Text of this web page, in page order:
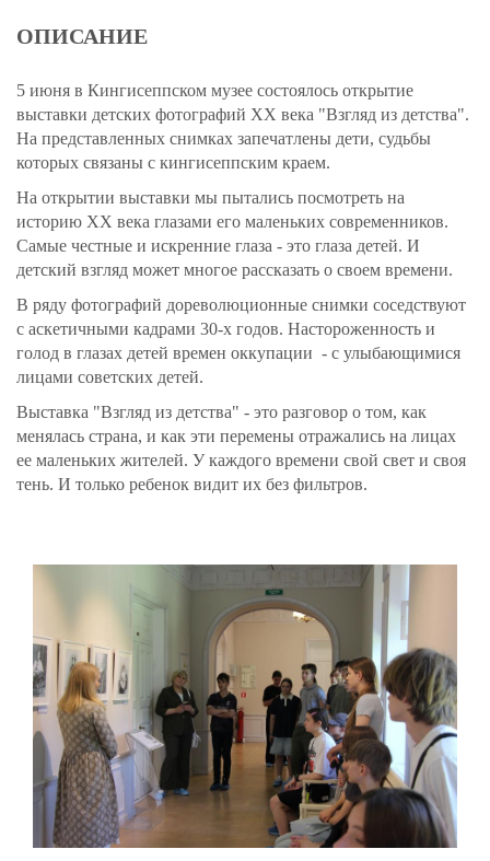
ОПИСАНИЕ
5 июня в Кингисеппском музее состоялось открытие
выставки детских фотографий ХХ века "Взгляд из детства".
На представленных снимках запечатлены дети, судьбы
которых связаны с кингисеппским краем.
На открытии выставки мы пытались посмотреть на
историю ХХ века глазами его маленьких современников.
Самые честные и искренние глаза - это глаза детей. И
детский взгляд может многое рассказать о своем времени.
В ряду фотографий дореволюционные снимки соседствуют
с аскетичными кадрами 30-х годов. Настороженность и
голод в глазах детей времен оккупации - с улыбающимися
лицами советских детей.
Выставка "Взгляд из детства" - это разговор о том, как
менялась страна, и как эти перемены отражались на лицах
ее маленьких жителей. У каждого времени свой свет и своя
тень. И только ребенок видит их без фильтров.